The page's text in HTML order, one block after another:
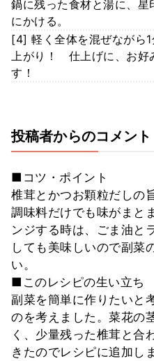
鍋に残った食材と湯に、星
にかける。
[4] 軽く全体を混ぜながら
上がり！ 仕上げに、お好
す！
投稿者からのコメント
■コツ・ポイント
椎茸とかつお顆粒だしの
調味料だけでも味がま
ンジする時は、ごま油と
しても美味しいので副菜
い。
■このレシピの生い立ち
副菜を簡単に作りたいと
のを考えました。菜花の
く、少量残った椎茸と合
きたのでレシピに追加し